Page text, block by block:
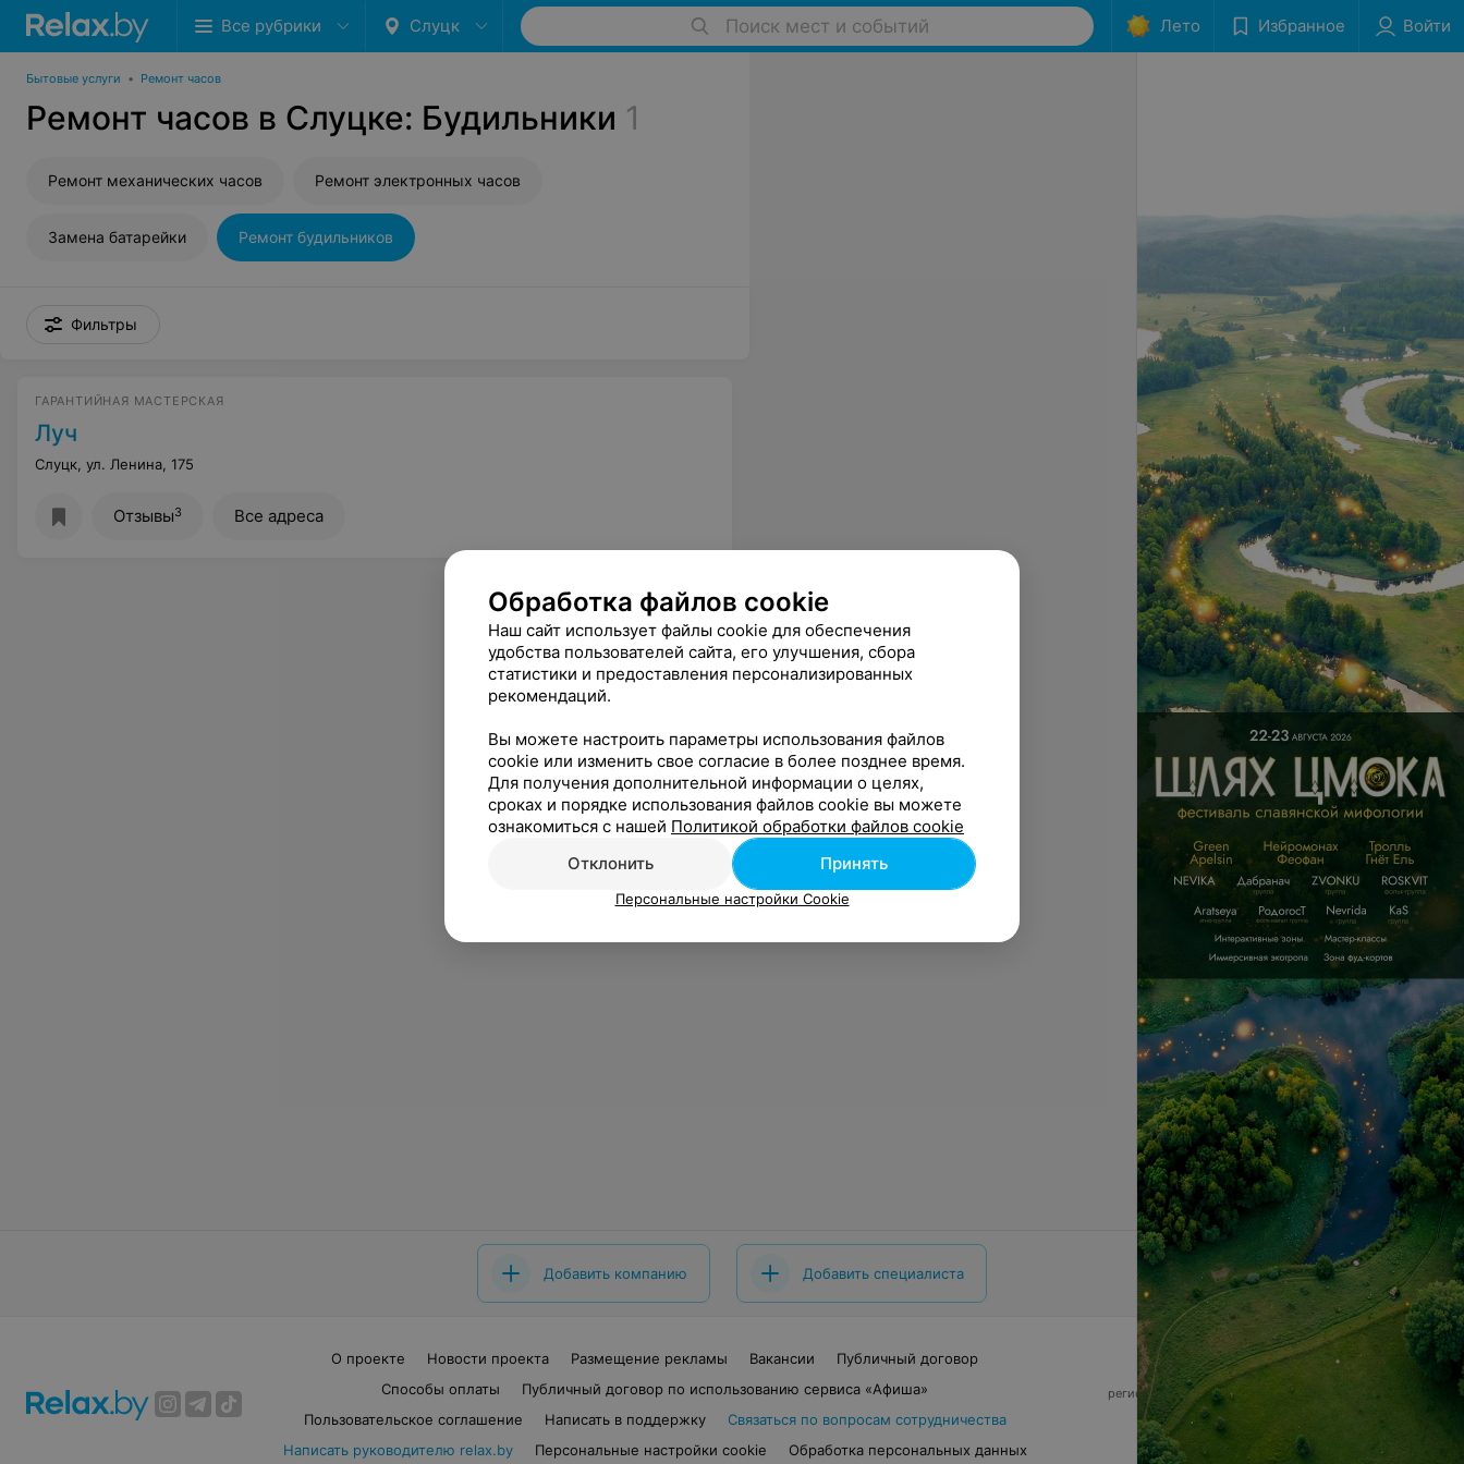
Все рубрики Слуцк Поиск мест и событий Лето Избранное Войти
Бытовые услуги • Ремонт часов
Ремонт часов в Слуцке: Будильники 1
Ремонт механических часов Ремонт электронных часов
Замена батарейки Ремонт будильников
Фильтры
ГАРАНТИЙНАЯ МАСТЕРСКАЯ
Луч
Слуцк, ул. Ленина, 175
Отзывы3 Все адреса
Добавить компанию Добавить специалиста
О проекте Новости проекта Размещение рекламы Вакансии
Публичный договор
Способы оплаты
Публичный договор по использованию сервиса «Афиша»
Пользовательское соглашение
Написать в поддержку
Связаться по вопросам сотрудничества
Написать руководителю relax.by
Персональные настройки cookie Обработка персональных данных
© 2026 ООО «Артокс Лаб», УНП 191700409,
регистрирующий орган - Минский горисполком
220012, Республика Беларусь, г. Минск,
улица Толбухина, 2, пом. 16 | info@relax.by
Обработка файлов cookie
Наш сайт использует файлы cookie для обеспечения
удобства пользователей сайта, его улучшения, сбора
статистики и предоставления персонализированных
рекомендаций.
Вы можете настроить параметры использования файлов
cookie или изменить свое согласие в более позднее время.
Для получения дополнительной информации о целях,
сроках и порядке использования файлов cookie вы можете
ознакомиться с нашей Политикой обработки файлов cookie
Отклонить
Принять
Персональные настройки Cookie